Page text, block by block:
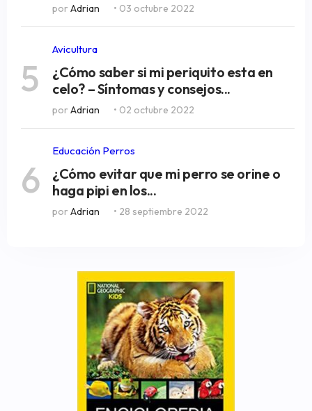
por Adrian • 03 octubre 2022
5
Avicultura
¿Cómo saber si mi periquito esta en
celo? – Síntomas y consejos...
por Adrian • 02 octubre 2022
6
Educación Perros
¿Cómo evitar que mi perro se orine o
haga pipi en los...
por Adrian • 28 septiembre 2022